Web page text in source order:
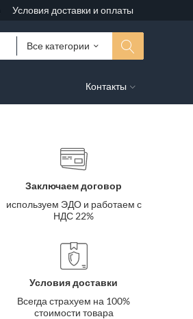
Условия доставки и оплаты
Все категории
Контакты
Заключаем договор
используем ЭДО и работаем с
НДС 22%
Условия доставки
Всегда страхуем на 100%
стоимости товара